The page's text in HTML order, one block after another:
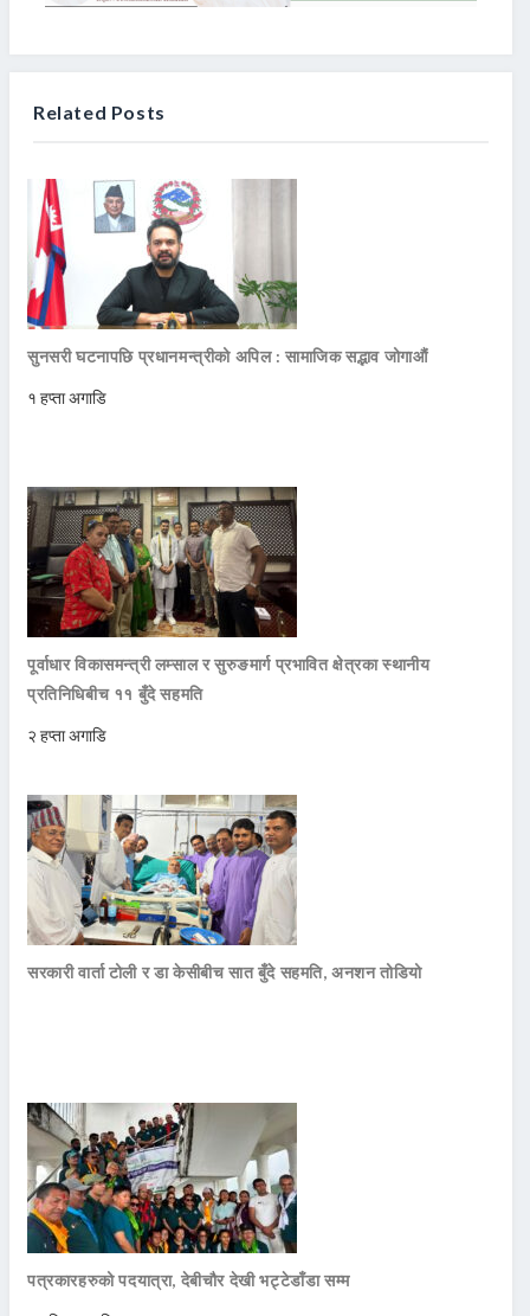
Related Posts
सुनसरी घटनापछि प्रधानमन्त्रीको अपिल : सामाजिक सद्भाव जोगाऔं
१ हप्ता अगाडि
पूर्वाधार विकासमन्त्री लम्साल र सुरुङमार्ग प्रभावित क्षेत्रका स्थानीय
प्रतिनिधिबीच ११ बुँदे सहमति
२ हप्ता अगाडि
सरकारी वार्ता टोली र डा केसीबीच सात बुँदे सहमति, अनशन तोडियो
पत्रकारहरुको पदयात्रा, देबीचौर देखी भट्टेडाँडा सम्म